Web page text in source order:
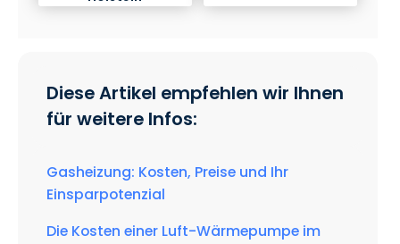
Diese Artikel empfehlen wir Ihnen
für weitere Infos:
Gasheizung: Kosten, Preise und Ihr
Einsparpotenzial
Die Kosten einer Luft-Wärmepumpe im